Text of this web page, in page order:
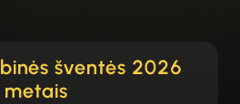
šventės 2026
metais